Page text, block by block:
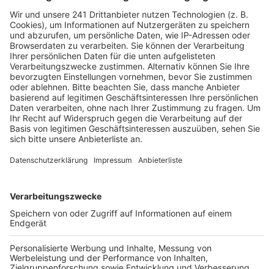
neben Biontech auch das britisch-schwedische
Unternehmen Astrazeneca bereits vor einiger Zeit für
seinen Impfstoff-Kandidaten gestartet. Astrazeneca
hat bisher noch keine Phase-III-Daten veröffentlicht.
Zum Zeitplan dafür lasse sich noch nichts sagen, teilte
eine Sprecherin am Montag mit.
Anzeige
Bis zu 50 Millionen Dosen noch in diesem
Biontech und Pfizer rechnen damit, noch in diesem
Jahr weltweit bis zu 50 Millionen Impfstoff-Dosen
bereitstellen zu können, im kommenden Jahr